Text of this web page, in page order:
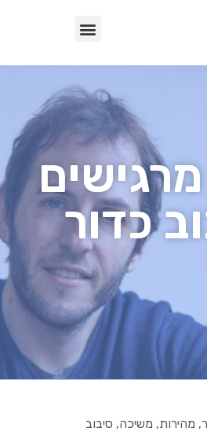
כדור
, מהירות, משיכה, סיבוב